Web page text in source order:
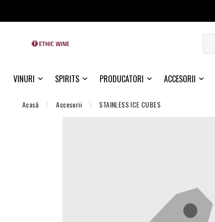
VINURI SPIRITS PRODUCATORI ACCESORII
Acasă Accesorii STAINLESS ICE CUBES